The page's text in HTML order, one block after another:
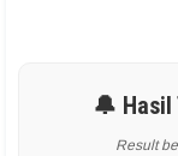
🔔 Hasil
Result